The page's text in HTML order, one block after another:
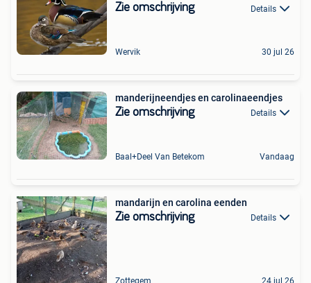
Zie omschrijving Details
Wervik 30 jul 26
manderijneendjes en carolinaeendjes
Zie omschrijving Details
Baal+Deel Van Betekom Vandaag
mandarijn en carolina eenden
Zie omschrijving Details
Zottegem 24 jul 26